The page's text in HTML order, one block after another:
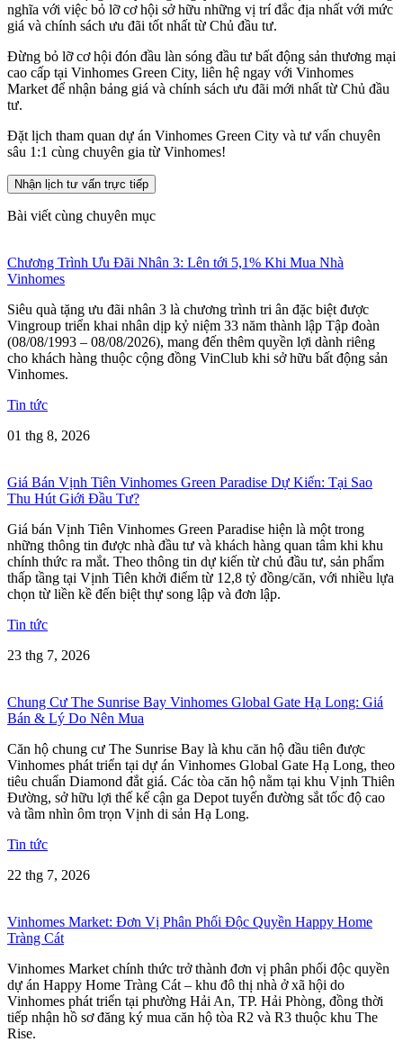
nghĩa với việc bỏ lỡ cơ hội sở hữu những vị trí đắc địa nhất với mức
giá và chính sách ưu đãi tốt nhất từ Chủ đầu tư.
Đừng bỏ lỡ cơ hội đón đầu làn sóng đầu tư bất động sản thương mại
cao cấp tại Vinhomes Green City, liên hệ ngay với Vinhomes
Market để nhận bảng giá và chính sách ưu đãi mới nhất từ Chủ đầu
tư.
Đặt lịch tham quan dự án Vinhomes Green City và tư vấn chuyên
sâu 1:1 cùng chuyên gia từ Vinhomes!
Nhận lịch tư vấn trực tiếp
Bài viết cùng chuyên mục
Chương Trình Ưu Đãi Nhân 3: Lên tới 5,1% Khi Mua Nhà
Vinhomes
Siêu quà tặng ưu đãi nhân 3 là chương trình tri ân đặc biệt được
Vingroup triển khai nhân dịp kỷ niệm 33 năm thành lập Tập đoàn
(08/08/1993 – 08/08/2026), mang đến thêm quyền lợi dành riêng
cho khách hàng thuộc cộng đồng VinClub khi sở hữu bất động sản
Vinhomes.
Tin tức
01 thg 8, 2026
Giá Bán Vịnh Tiên Vinhomes Green Paradise Dự Kiến: Tại Sao
Thu Hút Giới Đầu Tư?
Giá bán Vịnh Tiên Vinhomes Green Paradise hiện là một trong
những thông tin được nhà đầu tư và khách hàng quan tâm khi khu
chính thức ra mắt. Theo thông tin dự kiến từ chủ đầu tư, sản phẩm
thấp tầng tại Vịnh Tiên khởi điểm từ 12,8 tỷ đồng/căn, với nhiều lựa
chọn từ liền kề đến biệt thự song lập và đơn lập.
Tin tức
23 thg 7, 2026
Chung Cư The Sunrise Bay Vinhomes Global Gate Hạ Long: Giá
Bán & Lý Do Nên Mua
Căn hộ chung cư The Sunrise Bay là khu căn hộ đầu tiên được
Vinhomes phát triển tại dự án Vinhomes Global Gate Hạ Long, theo
tiêu chuẩn Diamond đắt giá. Các tòa căn hộ nằm tại khu Vịnh Thiên
Đường, sở hữu lợi thế kế cận ga Depot tuyến đường sắt tốc độ cao
và tầm nhìn ôm trọn Vịnh di sản Hạ Long.
Tin tức
22 thg 7, 2026
Vinhomes Market: Đơn Vị Phân Phối Độc Quyền Happy Home
Tràng Cát
Vinhomes Market chính thức trở thành đơn vị phân phối độc quyền
dự án Happy Home Tràng Cát – khu đô thị nhà ở xã hội do
Vinhomes phát triển tại phường Hải An, TP. Hải Phòng, đồng thời
tiếp nhận hồ sơ đăng ký mua căn hộ tòa R2 và R3 thuộc khu The
Rise.